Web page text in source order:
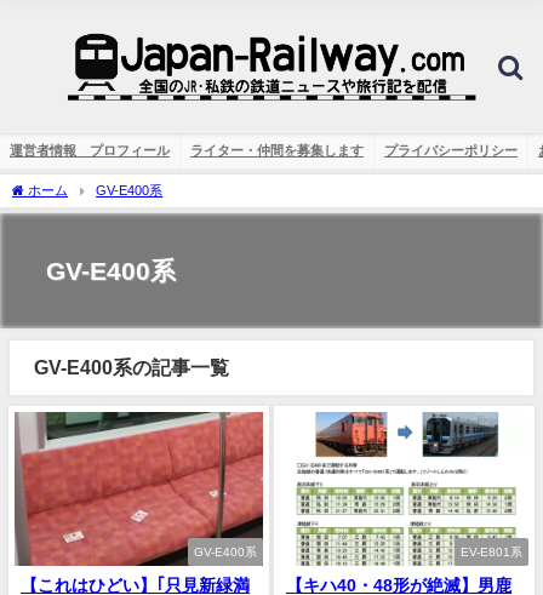
運営者情報 プロフィール ライター・仲間を募集します プライバシーポリシー
ホーム GV-E400系
GV-E400系
GV-E400系の記事一覧
GV-E400系
【これはひどい】｢只見新緑満
EV-E801系
【キハ40・48形が絶滅】男鹿